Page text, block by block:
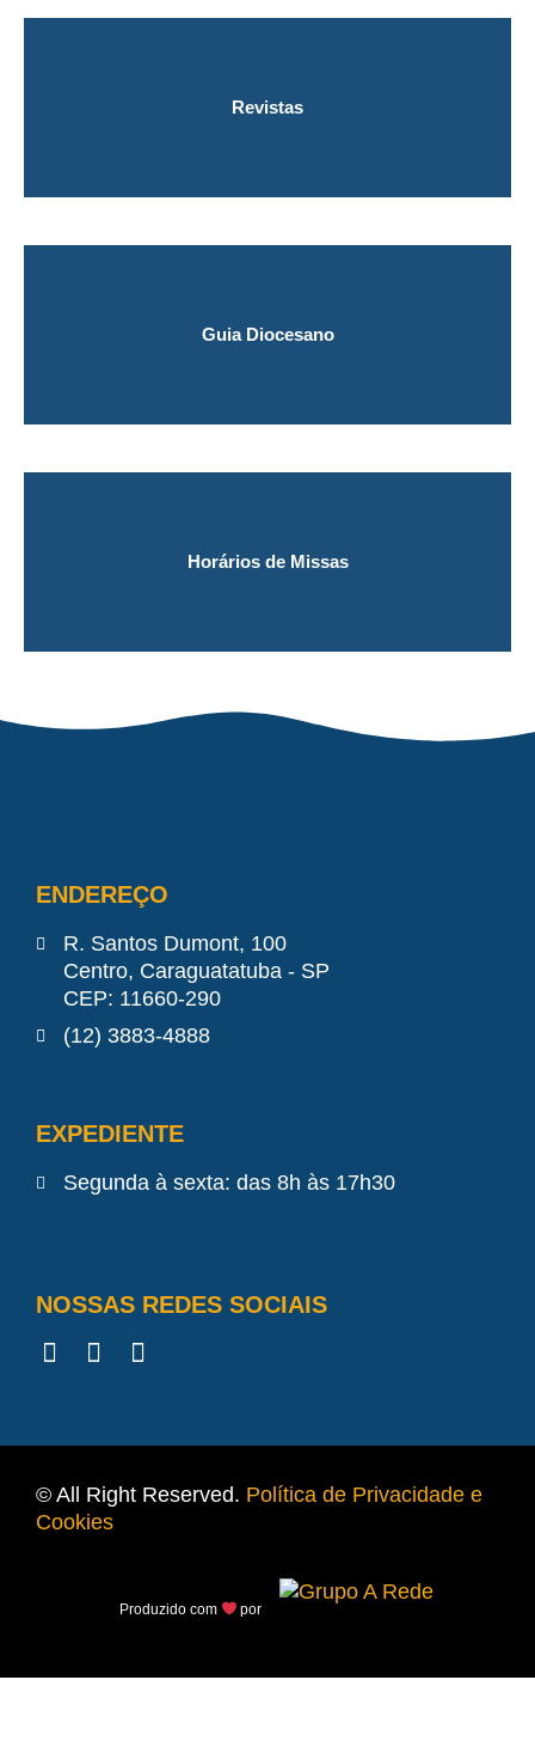
Revistas
Guia Diocesano
Horários de Missas​
ENDEREÇO
R. Santos Dumont, 100
Centro, Caraguatatuba - SP
CEP: 11660-290
(12) 3883-4888
EXPEDIENTE
Segunda à sexta: das 8h às 17h30
NOSSAS REDES SOCIAIS
© All Right Reserved. Política de Privacidade e
Cookies
Produzido com por